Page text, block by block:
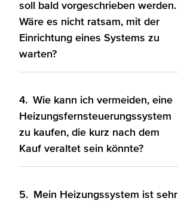
soll bald vorgeschrieben werden.
Wäre es nicht ratsam, mit der
Einrichtung eines Systems zu
warten?
4. Wie kann ich vermeiden, eine
Heizungsfernsteuerungssystem
zu kaufen, die kurz nach dem
Kauf veraltet sein könnte?
5.
Mein Heizungssystem ist sehr